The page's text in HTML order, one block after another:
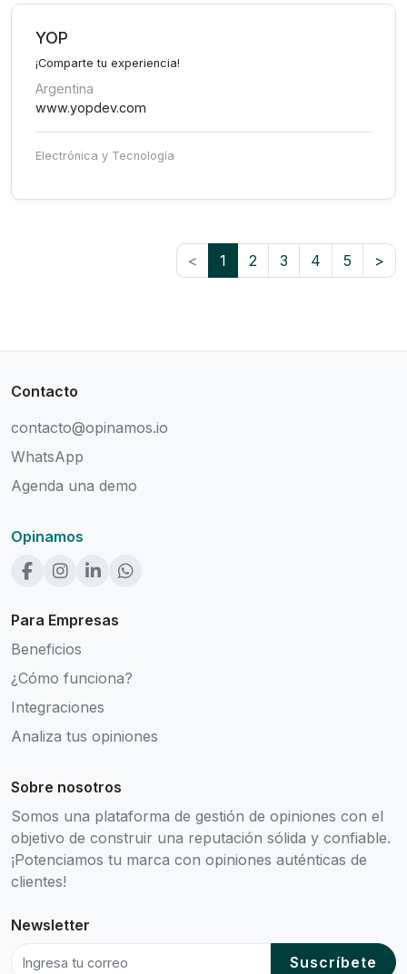
YOP
¡Comparte tu experiencia!
Argentina
www.yopdev.com
Electrónica y Tecnología
< 1 2 3 4 5 >
Contacto
contacto@opinamos.io
WhatsApp
Agenda una demo
Opinamos
Para Empresas
Beneficios
¿Cómo funciona?
Integraciones
Analiza tus opiniones
Sobre nosotros
Somos una plataforma de gestión de opiniones con el
objetivo de construir una reputación sólida y confiable.
¡Potenciamos tu marca con opiniones auténticas de
clientes!
Newsletter
Suscríbete